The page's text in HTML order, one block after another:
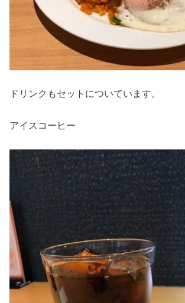
ドリンクもセットについています。
アイスコーヒー